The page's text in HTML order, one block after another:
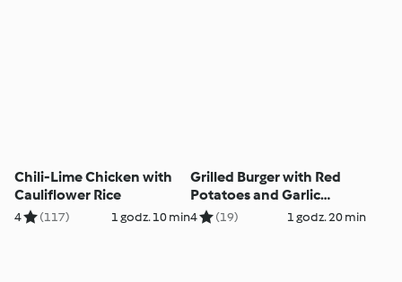
Chili-Lime Chicken with
Cauliflower Rice
4 (117) 1 godz. 10 min
Grilled Burger with Red
Potatoes and Garlic
Mayonnaise
4 (19) 1 godz. 20 min